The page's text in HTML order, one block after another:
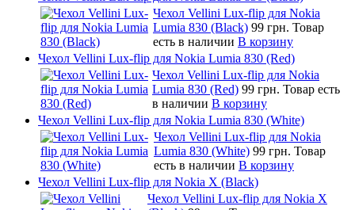
Чехол Vellini Lux-flip для Nokia
Lumia 830 (Black) 99 грн. Товар
есть в наличии В корзину
Чехол Vellini Lux-flip для Nokia Lumia 830 (Red)
Чехол Vellini Lux-flip для Nokia
Lumia 830 (Red) 99 грн. Товар есть
в наличии В корзину
Чехол Vellini Lux-flip для Nokia Lumia 830 (White)
Чехол Vellini Lux-flip для Nokia
Lumia 830 (White) 99 грн. Товар
есть в наличии В корзину
Чехол Vellini Lux-flip для Nokia X (Black)
Чехол Vellini Lux-flip для Nokia X